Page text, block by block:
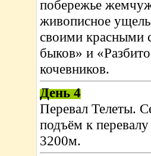
побережье
живописное
своими красными
быков» и
кочевников.
День 4
Перевал Телеты.
подъём к
3200м.